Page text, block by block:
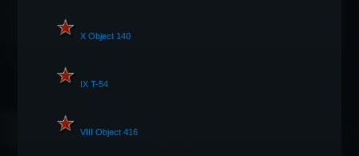
X Object 140
IX T-54
VIII Object 416